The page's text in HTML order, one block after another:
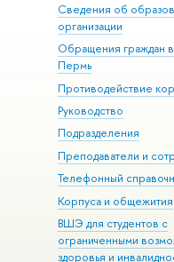
Сведения об
организации
Обращения граждан
Пермь
Противодействие
Руководство
Подразделения
Преподаватели и
Телефонный
Корпуса и общежития
ВШЭ для студентов с
ограниченными
здоровья и